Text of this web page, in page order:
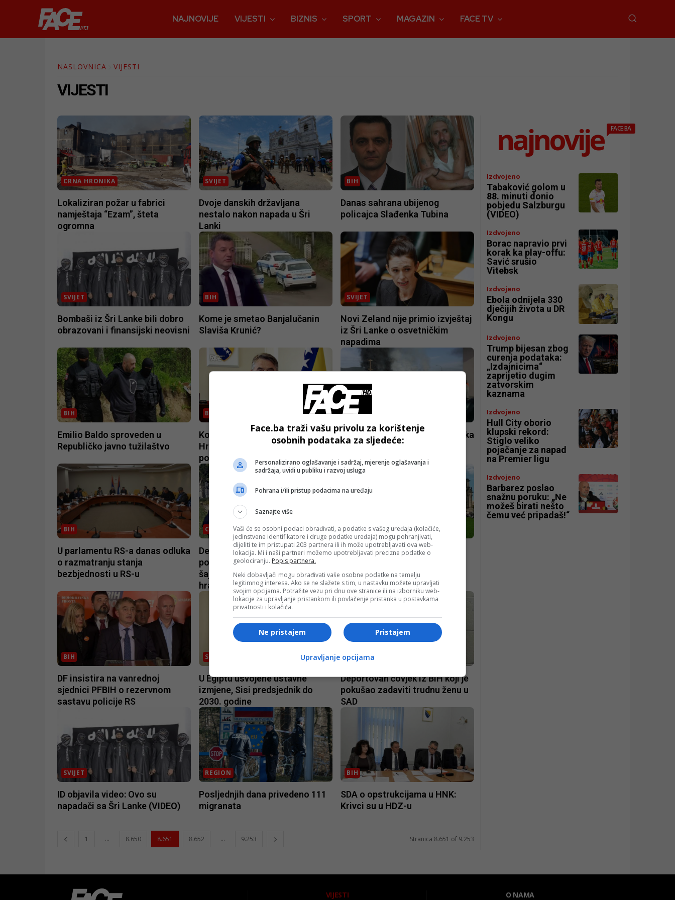
NAJNOVIJE VIJESTI BIZNIS SPORT MAGAZIN FACE TV
NASLOVNICA VIJESTI
VIJESTI
CRNA HRONIKA
Lokaliziran požar u fabrici
namještaja “Ezam”, šteta
ogromna
SVIJET
Dvoje danskih državljana
nestalo nakon napada u Šri
Lanki
BIH
Danas sahrana ubijenog
policajca Slađenka Tubina
SVIJET
Bombaši iz Šri Lanke bili dobro
obrazovani i finansijski neovisni
BIH
Kome je smetao Banjalučanin
Slaviša Krunić?
SVIJET
Novi Zeland nije primio izvještaj
iz Šri Lanke o osvetničkim
napadima
BIH
Emilio Baldo sproveden u
Republičko javno tužilaštvo
BIH
Komšić: Bilo bi dobro da
Hrvatska ne povlači dodatne
poteze
CRNA HRONIKA
Veliki požar u Ilijašu, gori fabrika
namještaja
BIH
U parlamentu RS-a danas odluka
o razmatranju stanja
bezbjednosti u RS-u
CRNA HRONIKA
Detalji filmske sačekuše: Krunić
pogođen hicima kroz prednju
šajbu, ranjeni Goran Ilić se
hrabro borio sa ubicama (FOTO)
SVIJET
Povijesni projekt trebao bi
DDR-u
BIH
DF insistira na vanrednoj
sjednici PFBIH o rezervnom
sastavu policije RS
SVIJET
U Egiptu usvojene ustavne
izmjene, Sisi predsjednik do
2030. godine
SVIJET
Deportovan čovjek iz BiH koji je
pokušao zadaviti trudnu ženu u
SAD
SVIJET
ID objavila video: Ovo su
napadači sa Šri Lanke (VIDEO)
REGION
Posljednjih dana privedeno 111
migranata
BIH
SDA o opstrukcijama u HNK:
Krivci su u HDZ-u
1 ... 8.650 8.651 8.652 ... 9.253 Stranica 8.651 of 9.253
najnovije FACE.BA
Izdvojeno
Tabaković golom u
88. minuti donio
pobjedu Salzburgu
(VIDEO)
Izdvojeno
Borac napravio prvi
korak ka play-offu:
Savić srušio
Vitebsk
Izdvojeno
Ebola odnijela 330
dječijih života u DR
Kongu
Izdvojeno
Trump bijesan zbog
curenja podataka:
„Izdajnicima“
zaprijetio dugim
zatvorskim
kaznama
Izdvojeno
Hull City oborio
klupski rekord:
Stiglo veliko
pojačanje za napad
na Premier ligu
Izdvojeno
Barbarez poslao
snažnu poruku: „Ne
možeš birati nešto
čemu već pripadaš!“
VIJESTI O NAMA
Face.ba traži vašu privolu za korištenje
osobnih podataka za sljedeće:
Personalizirano oglašavanje i sadržaj, mjerenje oglašavanja i
sadržaja, uvidi u publiku i razvoj usluga
Pohrana i/ili pristup podacima na uređaju
Saznajte više
Vaši će se osobni podaci obrađivati, a podatke s vašeg uređaja (kolačiće,
jedinstvene identifikatore i druge podatke uređaja) mogu pohranjivati,
dijeliti te im pristupati 203 partnera ili ih može upotrebljavati ova web-
lokacija. Mi i naši partneri možemo upotrebljavati precizne podatke o
geolociranju. Popis partnera.
Neki dobavljači mogu obrađivati vaše osobne podatke na temelju
legitimnog interesa. Ako se ne slažete s tim, u nastavku možete upravljati
svojim opcijama. Potražite vezu pri dnu ove stranice ili na izborniku web-
lokacije za upravljanje pristankom ili povlačenje pristanka u postavkama
privatnosti i kolačića.
Pristajem
Ne pristajem
Upravljanje opcijama